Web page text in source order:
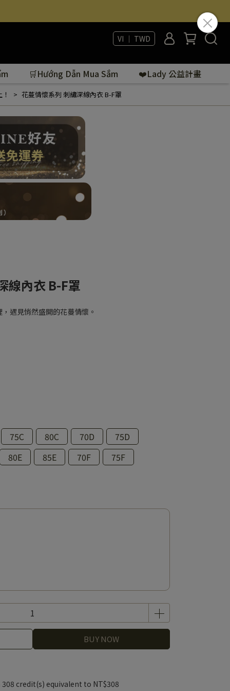
VI ｜ TWD
🛒Hướng Dẫn Mua Sắm ❤️Lady 公益計畫
花蔓情懷系列 刺繡深線內衣 B-F罩
線內衣 B-F罩
遇見悄然盛開的花蔓情懷。
75C 80C 70D
75D
80E
85E 70F 75F
BUY NOW
308 credit(s) equivalent to NT$308